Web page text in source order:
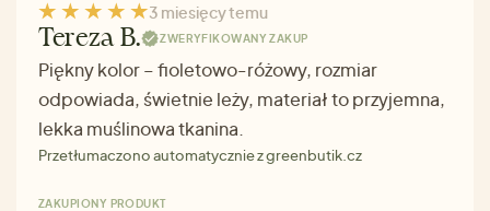
3 miesięcy temu
Tereza B. ZWERYFIKOWANY ZAKUP
Piękny kolor – fioletowo-różowy, rozmiar
odpowiada, świetnie leży, materiał to przyjemna,
lekka muślinowa tkanina.
Przetłumaczono automatycznie z greenbutik.cz
ZAKUPIONY PRODUKT